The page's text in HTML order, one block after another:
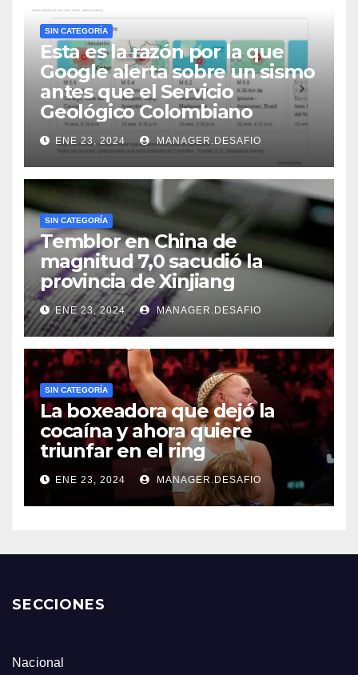
SIN CATEGORÍA
Esta es la razón por la que
Google alerta sobre un sismo
antes que el Servicio
Geológico Colombiano
ENE 23, 2024 MANAGER.DESAFIO
SIN CATEGORÍA
Temblor en China de
magnitud 7,0 sacudió la
provincia de Xinjiang
ENE 23, 2024 MANAGER.DESAFIO
SIN CATEGORÍA
La boxeadora que dejó la
cocaína y ahora quiere
triunfar en el ring​
ENE 23, 2024 MANAGER.DESAFIO
SECCIONES
Nacional